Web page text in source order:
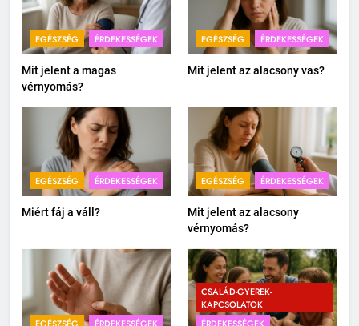
EGÉSZSÉG ÉRDEKESSÉGEK
Mit jelent a magas
vérnyomás?
EGÉSZSÉG ÉRDEKESSÉGEK
Mit jelent az alacsony vas?
EGÉSZSÉG ÉRDEKESSÉGEK
Miért fáj a váll?
EGÉSZSÉG ÉRDEKESSÉGEK
Mit jelent az alacsony
vérnyomás?
EGÉSZSÉG ÉRDEKESSÉGEK
CSALÁD-GYEREK-
KAPCSOLATOK
ÉRDEKESSÉGEK